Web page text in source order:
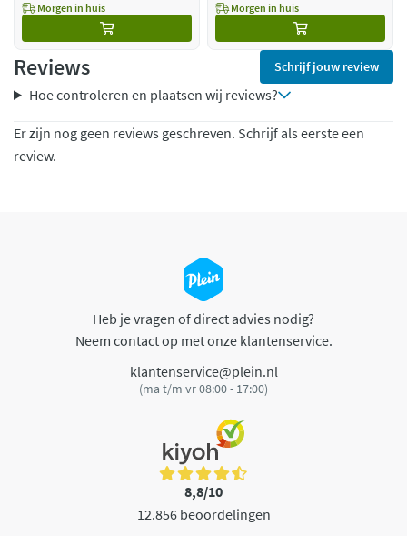
Morgen in huis Morgen in huis
Reviews Schrijf jouw review
Hoe controleren en plaatsen wij reviews?
Er zijn nog geen reviews geschreven. Schrijf als eerste een
review.
Heb je vragen of direct advies nodig?
Neem contact op met onze klantenservice.
klantenservice@plein.nl
(ma t/m vr 08:00 - 17:00)
8,8/10
12.856 beoordelingen